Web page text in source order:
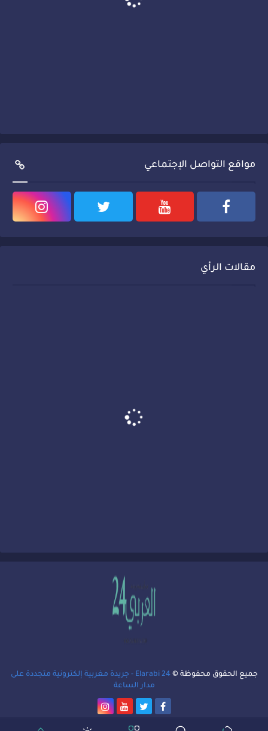
مواقع التواصل الإجتماعي
مقالات الرأي
جميع الحقوق محفوظة ©
Elarabi 24 - جريدة مغربية إلكترونية متجددة على
مدار الساعة